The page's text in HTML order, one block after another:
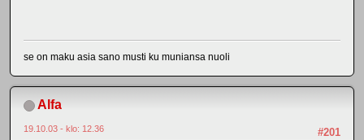
se on maku asia sano musti ku muniansa nuoli
Alfa
#201
19.10.03 - klo: 12.36